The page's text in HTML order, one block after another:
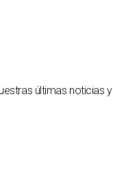
últimas noticias y